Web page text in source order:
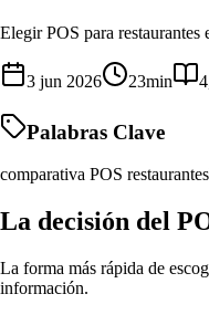
Elegir POS para
3 jun 2026 23min
Palabras Clave
comparativa POS restaurantes
La decisión del
La forma más rápida de
información.